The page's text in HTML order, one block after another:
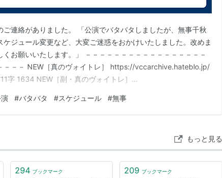
ご連絡がありました。 「公演でバタバタしましたが、無事千秋
ケジュール変更など、大変ご迷惑をおかけいたしました。改めま
くお願いいたします。」 －－－－－－－－－－－－－－－－－
－－－ NEW［真のヴォイトレ］ https://vccarchive.hateblo.jp/
字 1634 NEW［副・真のヴォイトレ］
）］ https://fu…
#バタバタ #スケジュール #無事
もっと見る
294 ブックマーク 209 ブックマーク